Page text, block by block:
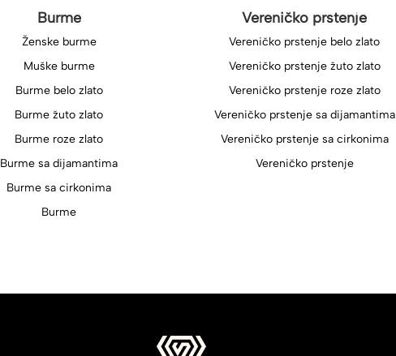
Burme
Ženske burme
Muške burme
Burme belo zlato
Burme žuto zlato
Burme roze zlato
Burme sa dijamantima
Burme sa cirkonima
Burme
Vereničko prstenje
Vereničko prstenje belo zlato
Vereničko prstenje žuto zlato
Vereničko prstenje roze zlato
Vereničko prstenje sa dijamantima
Vereničko prstenje sa cirkonima
Vereničko prstenje